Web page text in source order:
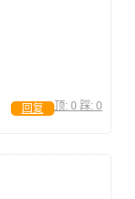
顶: 0 踩: 0
回复